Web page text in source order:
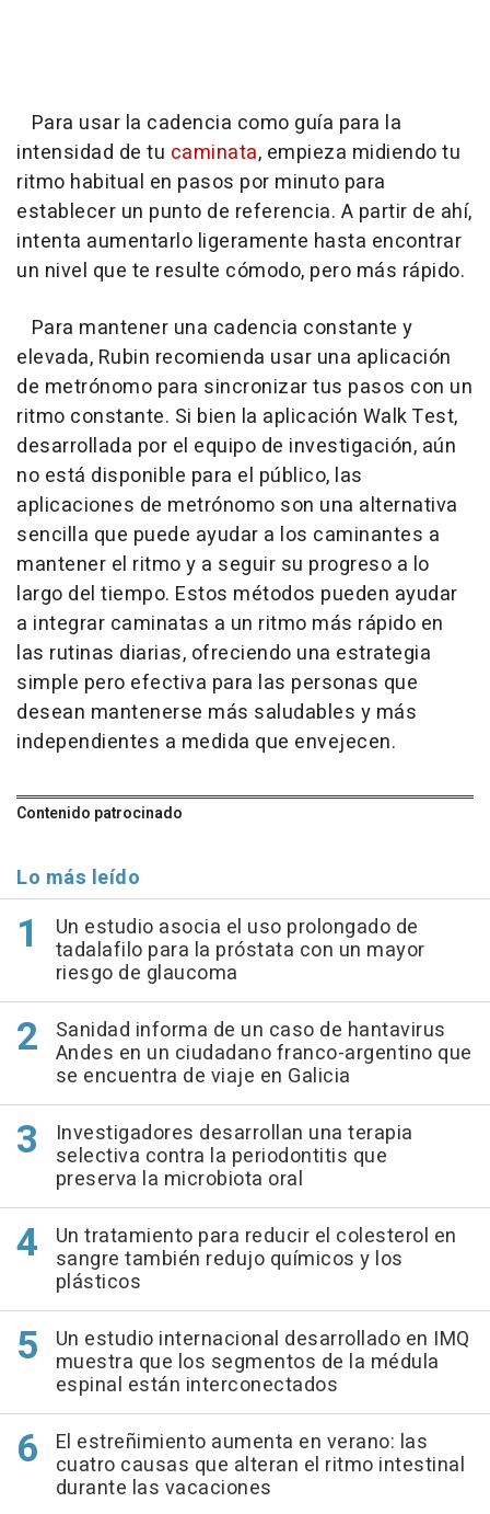
Para usar la cadencia como guía para la
intensidad de tu caminata, empieza midiendo tu
ritmo habitual en pasos por minuto para
establecer un punto de referencia. A partir de ahí,
intenta aumentarlo ligeramente hasta encontrar
un nivel que te resulte cómodo, pero más rápido.
Para mantener una cadencia constante y
elevada, Rubin recomienda usar una aplicación
de metrónomo para sincronizar tus pasos con un
ritmo constante. Si bien la aplicación Walk Test,
desarrollada por el equipo de investigación, aún
no está disponible para el público, las
aplicaciones de metrónomo son una alternativa
sencilla que puede ayudar a los caminantes a
mantener el ritmo y a seguir su progreso a lo
largo del tiempo. Estos métodos pueden ayudar
a integrar caminatas a un ritmo más rápido en
las rutinas diarias, ofreciendo una estrategia
simple pero efectiva para las personas que
desean mantenerse más saludables y más
independientes a medida que envejecen.
Contenido patrocinado
Lo más leído
Un estudio asocia el uso prolongado de
tadalafilo para la próstata con un mayor
riesgo de glaucoma
Sanidad informa de un caso de hantavirus
Andes en un ciudadano franco-argentino que
se encuentra de viaje en Galicia
Investigadores desarrollan una terapia
selectiva contra la periodontitis que
preserva la microbiota oral
Un tratamiento para reducir el colesterol en
sangre también redujo químicos y los
plásticos
Un estudio internacional desarrollado en IMQ
muestra que los segmentos de la médula
espinal están interconectados
El estreñimiento aumenta en verano: las
cuatro causas que alteran el ritmo intestinal
durante las vacaciones